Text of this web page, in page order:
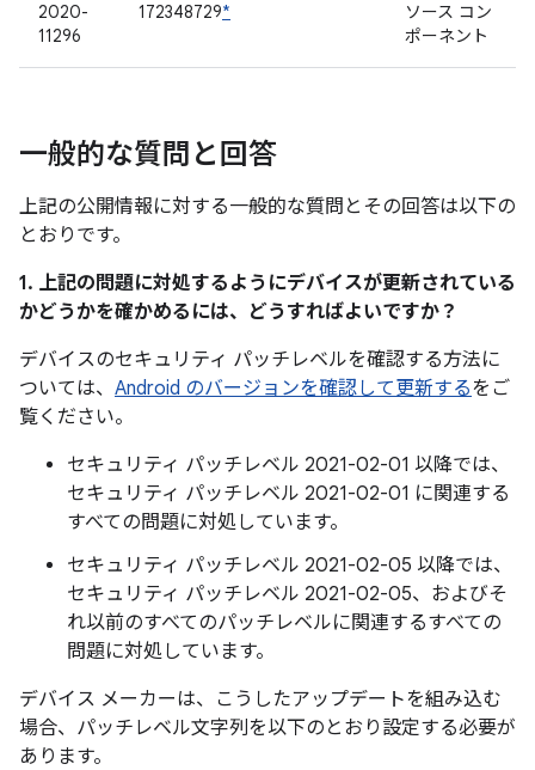
2020-
11296
172348729*
ソース コン
ポーネント
一般的な質問と回答
上記の公開情報に対する一般的な質問とその回答は以下の
とおりです。
1. 上記の問題に対処するようにデバイスが更新されている
かどうかを確かめるには、どうすればよいですか？
デバイスのセキュリティ パッチレベルを確認する方法に
ついては、 Android のバージョンを確認して更新するをご
覧ください。
セキュリティ パッチレベル 2021-02-01 以降では、
セキュリティ パッチレベル 2021-02-01 に関連する
すべての問題に対処しています。
セキュリティ パッチレベル 2021-02-05 以降では、
セキュリティ パッチレベル 2021-02-05、およびそ
れ以前のすべてのパッチレベルに関連するすべての
問題に対処しています。
デバイス メーカーは、こうしたアップデートを組み込む
場合、パッチレベル文字列を以下のとおり設定する必要が
あります。